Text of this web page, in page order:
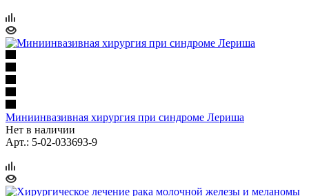
Миниинвазивная хирургия при синдроме Лериша
Нет в наличии
Арт.: 5-02-033693-9